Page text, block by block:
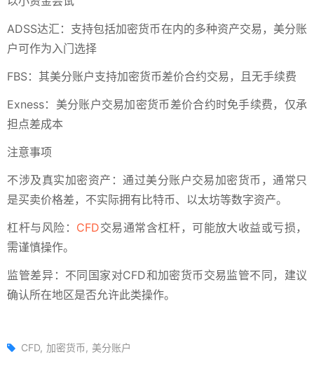
‌ADSS达汇‌：支持包括加密货币在内的多种资产交易，美分账
户可作为入门选择 ‌
‌FBS‌：其美分账户支持加密货币差价合约交易，且无手续费 ‌
‌Exness‌：美分账户交易加密货币差价合约时免手续费，仅承
担点差成本 ‌
注意事项
‌不涉及真实加密资产‌：通过美分账户交易加密货币，通常只
是买卖价格差，不实际拥有比特币、以太坊等数字资产。
‌杠杆与风险‌： CFD交易通常含杠杆，可能放大收益或亏损，
需谨慎操作。
‌监管差异‌：不同国家对CFD和加密货币交易监管不同，建议
确认所在地区是否允许此类操作。
CFD 加密货币 美分账户